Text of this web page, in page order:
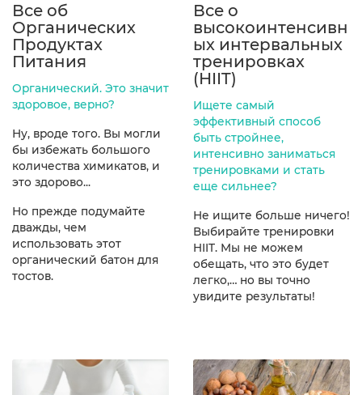
Все об
Органических
Продуктах
Питания
Органический. Это значит
здоровое, верно?
Ну, вроде того. Вы могли
бы избежать большого
количества химикатов, и
это здорово...
Но прежде подумайте
дважды, чем
использовать этот
органический батон для
тостов.
Все о
высокоинтенсивн
ых интервальных
тренировках
(НIIT)
Ищете самый
эффективный способ
быть стройнее,
интенсивно заниматься
тренировками и стать
еще сильнее?
Не ищите больше ничего!
Выбирайте тренировки
HIIT. Мы не можем
обещать, что это будет
легко,… но вы точно
увидите результаты!